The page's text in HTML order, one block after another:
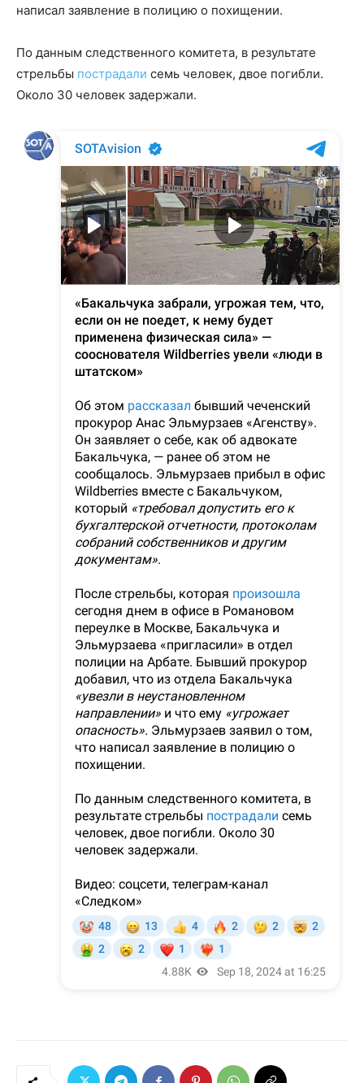
написал заявление в полицию о похищении.
По данным следственного комитета, в результате
стрельбы пострадали семь человек, двое погибли.
Около 30 человек задержали.